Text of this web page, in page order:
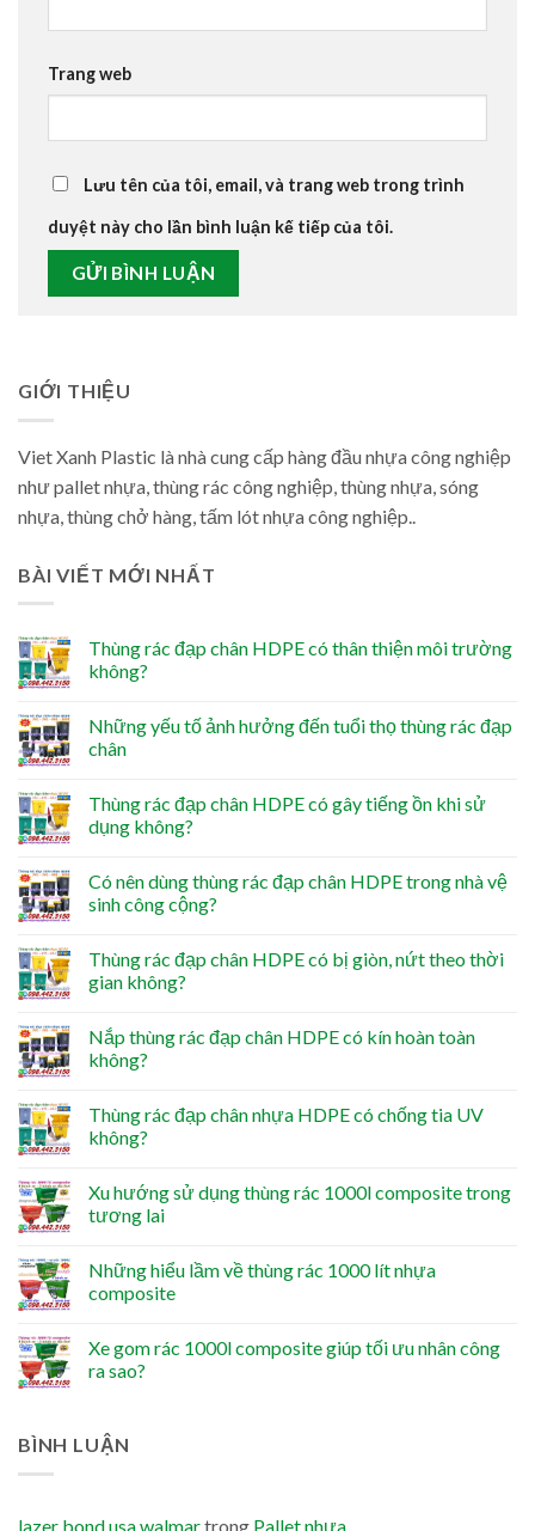
Trang web
Lưu tên của tôi, email, và trang web trong trình
duyệt này cho lần bình luận kế tiếp của tôi.
GIỚI THIỆU
Viet Xanh Plastic là nhà cung cấp hàng đầu nhựa công nghiệp
như pallet nhựa, thùng rác công nghiệp, thùng nhựa, sóng
nhựa, thùng chở hàng, tấm lót nhựa công nghiệp..
BÀI VIẾT MỚI NHẤT
Thùng rác đạp chân HDPE có thân thiện môi trường
không?
Những yếu tố ảnh hưởng đến tuổi thọ thùng rác đạp
chân
Thùng rác đạp chân HDPE có gây tiếng ồn khi sử
dụng không?
Có nên dùng thùng rác đạp chân HDPE trong nhà vệ
sinh công cộng?
Thùng rác đạp chân HDPE có bị giòn, nứt theo thời
gian không?
Nắp thùng rác đạp chân HDPE có kín hoàn toàn
không?
Thùng rác đạp chân nhựa HDPE có chống tia UV
không?
Xu hướng sử dụng thùng rác 1000l composite trong
tương lai
Những hiểu lầm về thùng rác 1000 lít nhựa
composite
Xe gom rác 1000l composite giúp tối ưu nhân công
ra sao?
BÌNH LUẬN
lazer bond usa walmartrong Pallet nhựa